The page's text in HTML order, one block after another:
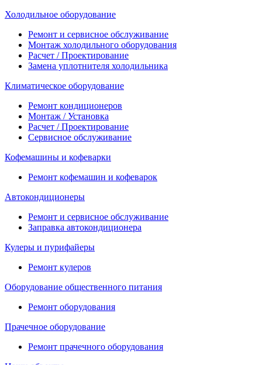
Холодильное оборудование
Ремонт и сервисное обслуживание
Монтаж холодильного оборудования
Расчет / Проектирование
Замена уплотнителя холодильника
Климатическое оборудование
Ремонт кондиционеров
Монтаж / Установка
Расчет / Проектирование
Сервисное обслуживание
Кофемашины и кофеварки
Ремонт кофемашин и кофеварок
Автокондиционеры
Ремонт и сервисное обслуживание
Заправка автокондиционера
Кулеры и пурифайеры
Ремонт кулеров
Оборудование общественного питания
Ремонт оборудования
Прачечное оборудование
Ремонт прачечного оборудования